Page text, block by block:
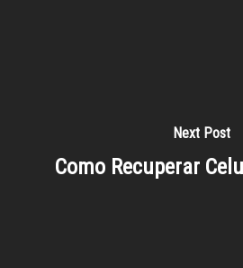
Next Post
Como Recuperar